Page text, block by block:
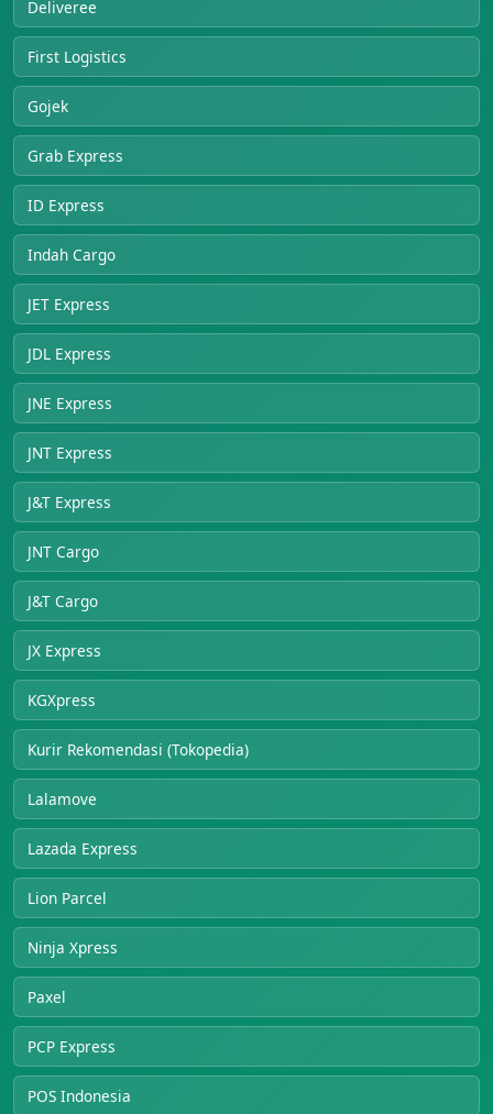
Deliveree
First Logistics
Gojek
Grab Express
ID Express
Indah Cargo
JET Express
JDL Express
JNE Express
JNT Express
J&T Express
JNT Cargo
J&T Cargo
JX Express
KGXpress
Kurir Rekomendasi (Tokopedia)
Lalamove
Lazada Express
Lion Parcel
Ninja Xpress
Paxel
PCP Express
POS Indonesia